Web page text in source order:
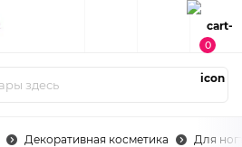
0
Декоративная косметика Для